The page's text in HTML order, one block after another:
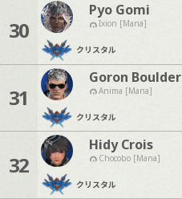
30
Pyo Gomi
Ixion [Mana]
クリスタル
31
Goron Boulder
Anima [Mana]
クリスタル
32
Hidy Crois
Chocobo [Mana]
クリスタル